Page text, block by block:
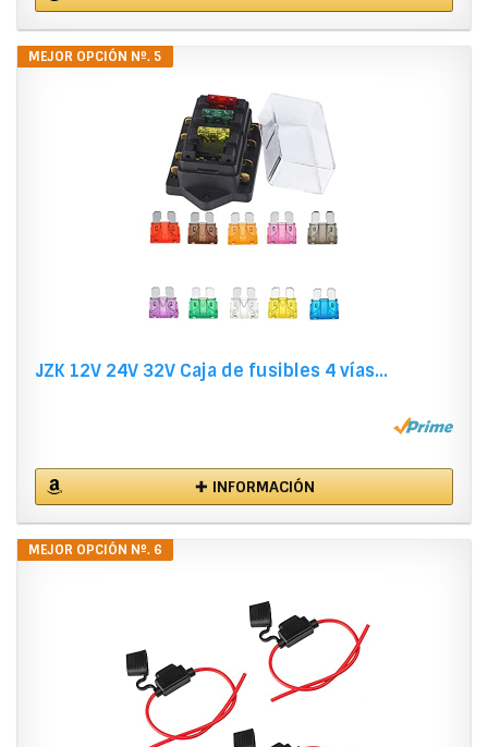
MEJOR OPCIÓN Nº. 5
JZK 12V 24V 32V Caja de fusibles 4 vías...
✚ INFORMACIÓN
MEJOR OPCIÓN Nº. 6